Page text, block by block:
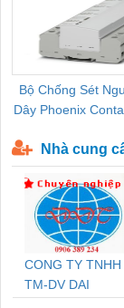
Bộ Chống Sét
Dây Phoenix
Nhà cung
CONG TY TNHH
TM-DV DAI